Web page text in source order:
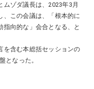
ゾダ議長は、2023年3月
、この会議は、「根本的に
向的な」会合となる、と
含む本総括セッションの
となった。